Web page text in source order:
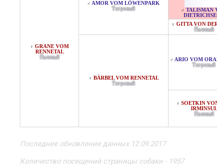
♀ GRANE VOM
RENNETAL
Палевый
♂ AMOR VOM LÖWENPARK
Тигровый
♂ TALISMAN
♀ GITTA VON
Палевый
♀ BÄRBEL VOM RENNETAL
Тигровый
♂ ARIO VOM
Тигровый
♀ SOETKIN
IRMINSUL
Палевый
Последнее обновление данных 12.09.2017
Количество посещений страницы собаки - 1957